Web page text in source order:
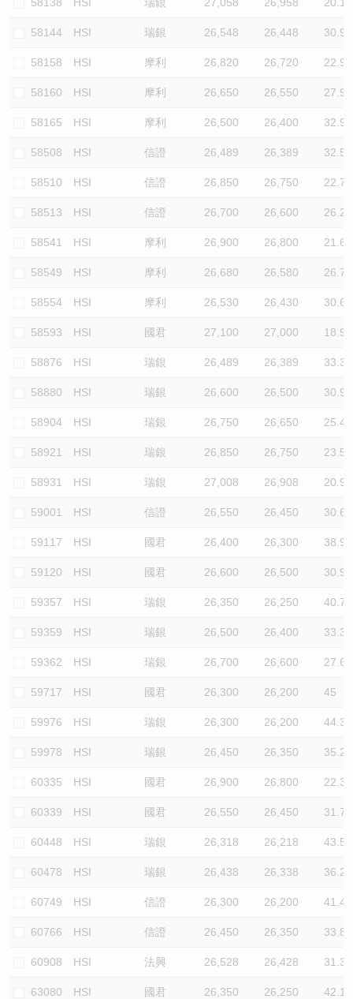
58144 HSI 瑞銀 26,548 26,448 30.9
58158 HSI 摩利 26,820 26,720 22.9
58160 HSI 摩利 26,650 26,550 27.9
58165 HSI 摩利 26,500 26,400 32.9
58508 HSI 信證 26,489 26,389 32.5
58510 HSI 信證 26,850 26,750 22.7
58513 HSI 信證 26,700 26,600 26.2
58541 HSI 摩利 26,900 26,800 21.6
58549 HSI 摩利 26,680 26,580 26.7
58554 HSI 摩利 26,530 26,430 30.6
58593 HSI 國君 27,100 27,000 18.9
58876 HSI 瑞銀 26,489 26,389 33.3
58880 HSI 瑞銀 26,600 26,500 30.9
58904 HSI 瑞銀 26,750 26,650 25.4
58921 HSI 瑞銀 26,850 26,750 23.5
58931 HSI 瑞銀 27,008 26,908 20.9
59001 HSI 信證 26,550 26,450 30.6
59117 HSI 國君 26,400 26,300 38.9
59120 HSI 國君 26,600 26,500 30.9
59357 HSI 瑞銀 26,350 26,250 40.7
59359 HSI 瑞銀 26,500 26,400 33.3
59362 HSI 瑞銀 26,700 26,600 27.6
59717 HSI 國君 26,300 26,200 45
59976 HSI 瑞銀 26,300 26,200 44.3
59978 HSI 瑞銀 26,450 26,350 35.2
60335 HSI 國君 26,900 26,800 22.3
60339 HSI 國君 26,550 26,450 31.7
60448 HSI 瑞銀 26,318 26,218 43.5
60478 HSI 瑞銀 26,438 26,338 36.2
60749 HSI 信證 26,300 26,200 41.4
60766 HSI 信證 26,450 26,350 33.8
60908 HSI 法興 26,528 26,428 31.3
63080 HSI 國君 26,350 26,250 42.1